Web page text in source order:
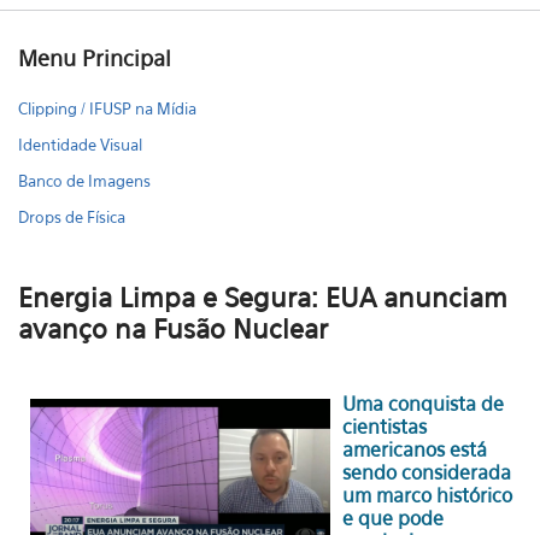
Menu Principal
Clipping / IFUSP na Mídia
Identidade Visual
Banco de Imagens
Drops de Física
Energia Limpa e Segura: EUA anunciam
avanço na Fusão Nuclear
Uma conquista de
cientistas
americanos está
sendo considerada
um marco histórico
e que pode